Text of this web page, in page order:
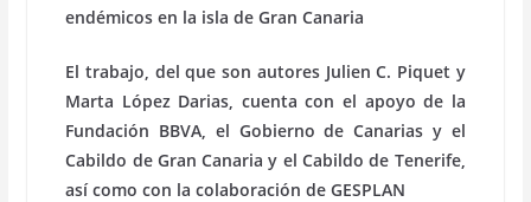
endémicos en la isla de Gran Canaria
El trabajo, del que son autores Julien C. Piquet y
Marta López Darias, cuenta con el apoyo de la
Fundación BBVA, el Gobierno de Canarias y el
Cabildo de Gran Canaria y el Cabildo de Tenerife,
así como con la colaboración de GESPLAN